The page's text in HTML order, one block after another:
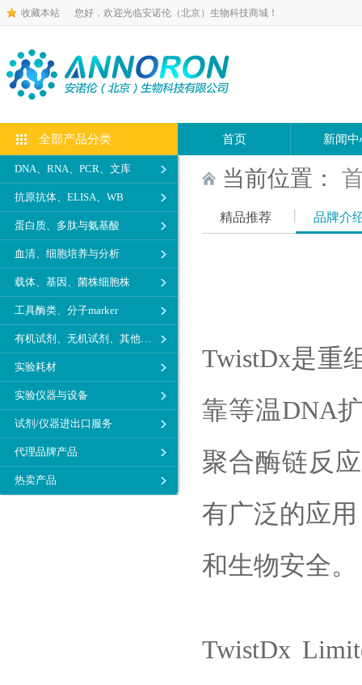
收藏本站 您好，欢迎光临安诺伦（北京）生物科技商城！
全部产品分类
DNA、RNA、PCR、文库
抗原抗体、ELISA、WB
蛋白质、多肽与氨基酸
血清、细胞培养与分析
载体、基因、菌株细胞株
工具酶类、分子marker
有机试剂、无机试剂、其他生化试剂
实验耗材
实验仪器与设备
试剂/仪器进出口服务
代理品牌产品
热卖产品
首页 新闻中
当前位置：
精品推荐 品牌介
TwistDx是重
靠等温DNA
聚合酶链反
有广泛的应
和生物安全。
TwistDx